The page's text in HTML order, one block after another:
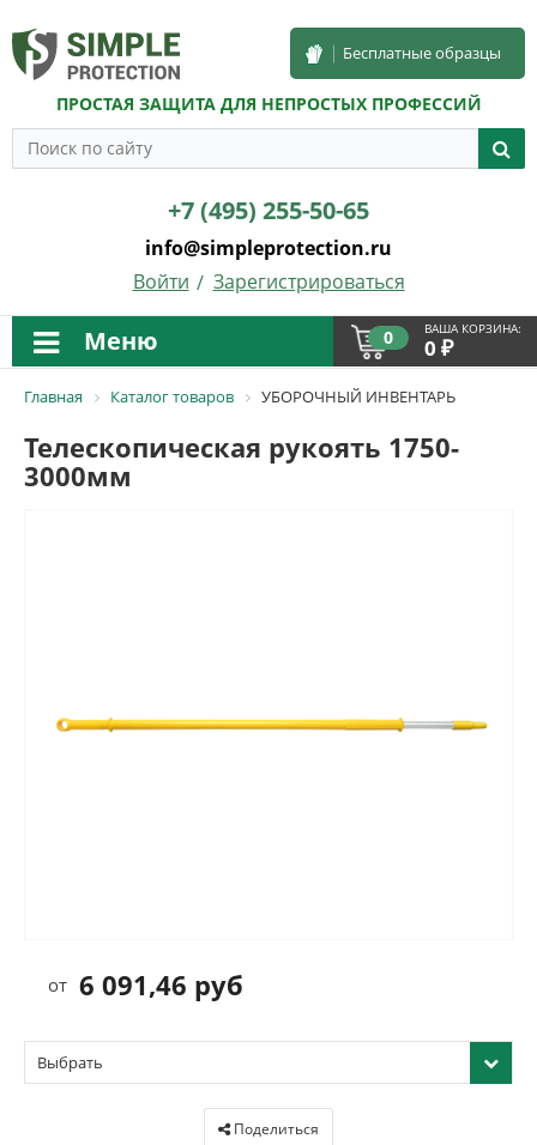
ПРОСТАЯ ЗАЩИТА ДЛЯ НЕПРОСТЫХ ПРОФЕССИЙ
Бесплатные образцы
+7 (495) 255-50-65
info@simpleprotection.ru
Войти
Зарегистрироваться
Меню 0 ВАША КОРЗИНА:
0 ₽
Главная Каталог товаров УБОРОЧНЫЙ ИНВЕНТАРЬ
Телескопическая рукоять 1750-
3000мм
6 091,46 руб
от
Выбрать
Поделиться